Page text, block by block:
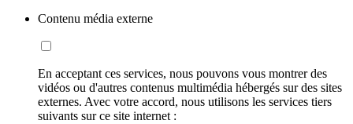
Contenu média externe
En acceptant ces services, nous pouvons vous montrer des
vidéos ou d'autres contenus multimédia hébergés sur des sites
externes. Avec votre accord, nous utilisons les services tiers
suivants sur ce site internet :